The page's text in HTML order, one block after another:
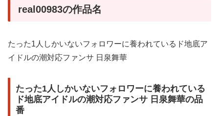
real00983の作品名
たった1人しかいないフォロワーに養われているド地底ア
イドルの潮対応ファンサ 日泉舞華
たった1人しかいないフォロワーに養われている
ド地底アイドルの潮対応ファンサ 日泉舞華の品
番